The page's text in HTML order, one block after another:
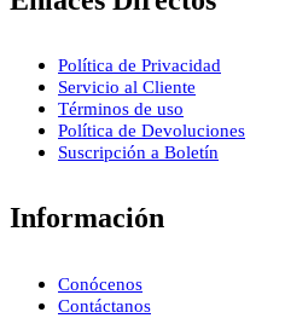
Política de Privacidad
Servicio al Cliente
Términos de uso
Política de Devoluciones
Suscripción a Boletín
Información
Conócenos
Contáctanos